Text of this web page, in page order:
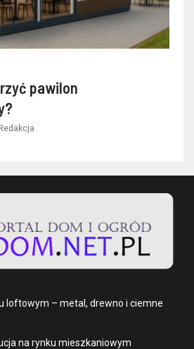
pawilon
Redakcja
loftowym – metal, drewno i ciemne
na rynku mieszkaniowym